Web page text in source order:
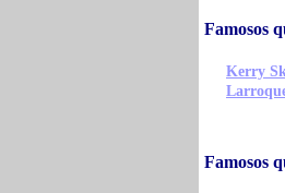
Famosos
Kerry
Famosos